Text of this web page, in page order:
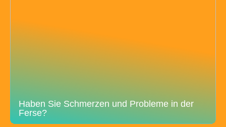
Haben Sie Schmerzen und Probleme in der
Ferse?